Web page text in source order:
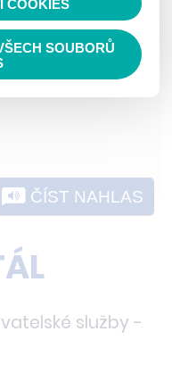
ZDRAVOTNÍM
ČÍST NAHLAS
služby -
odkazy,
COOKIES
SOUBORŮ